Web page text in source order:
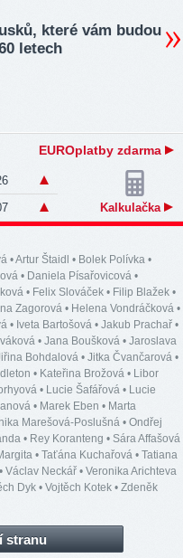
které vám budou
letech
EUROplatby zdarma
Kalkulačka
•Artur Štaidl • Bolek Polívka •
• Daniela Písařovicová •
• Felix Slováček • Filip Blažek •
Zagorová • Helena Vondráčková •
• Iveta Bartošová • Jakub Prachař •
• Jana Boušková • Jaroslava
Bohdalová • Jitka Čvančarová •
• Kateřina Brožová • Libor
• Lucie Šafářová • Lucie
• Marek Eben • Marta
Marešová-Poslušná • Ondřej
• Rey Koranteng • Sára Affašová
• Taťána Kuchařová • Tatiana
• Václav Neckář • Veronika Arichteva
Dyk • Vojtěch Kotek • Zdeněk
stranu